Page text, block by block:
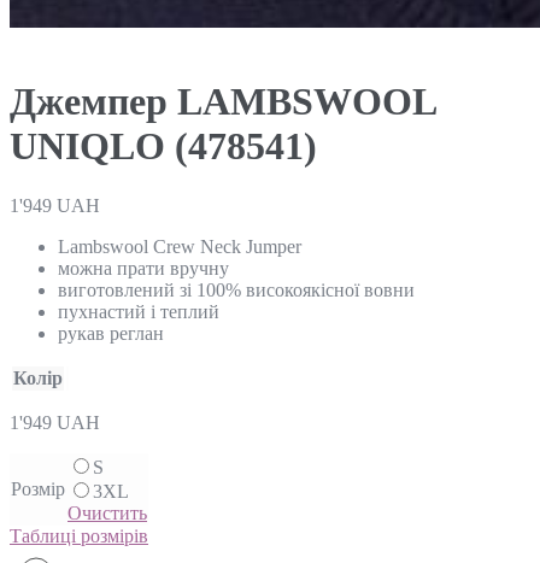
Джемпер LAMBSWOOL
UNIQLO (478541)
1'949 UAH
Lambswool Crew Neck Jumper
можна прати вручну
виготовлений зі 100% високоякісної вовни
пухнастий і теплий
рукав реглан
Колір
1'949 UAH
Розмір
S
3XL
Очистить
Таблиці розмірів